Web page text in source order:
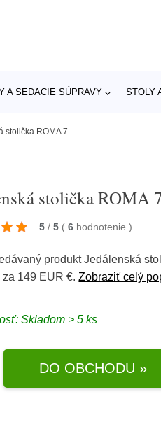
A SEDACIE SÚPRAVY STOLY
stolička ROMA 7
stolička ROMA
5 / 5 ( 6 hodnotenie)
produkt Jedálenská
za 149 EUR €.Zobraziť celý
Skladom > 5 ks
DO OBCHODU »